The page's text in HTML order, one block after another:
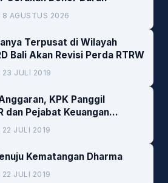
8 AGUSTUS 2026
Terpusat di Wilayah
Bali Akan Revisi Perda RTRW
23 JULI 2019
KPK Panggil
dan Pejabat Keuangan
22 JULI 2019
Kematangan Dharma
22 JULI 2019